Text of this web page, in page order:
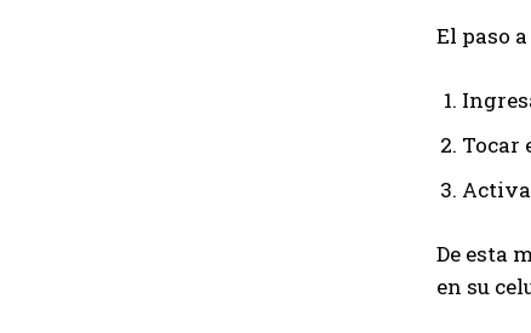
El paso
Tocar
De esta
en su